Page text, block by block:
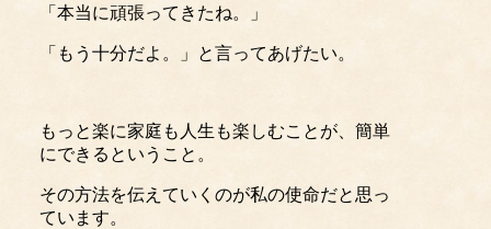
「本当に頑張ってきたね。」
「もう十分だよ。」と言ってあげたい。
もっと楽に家庭も人生も楽しむことが、簡単
にできるということ。
その方法を伝えていくのが私の使命だと思っ
ています。